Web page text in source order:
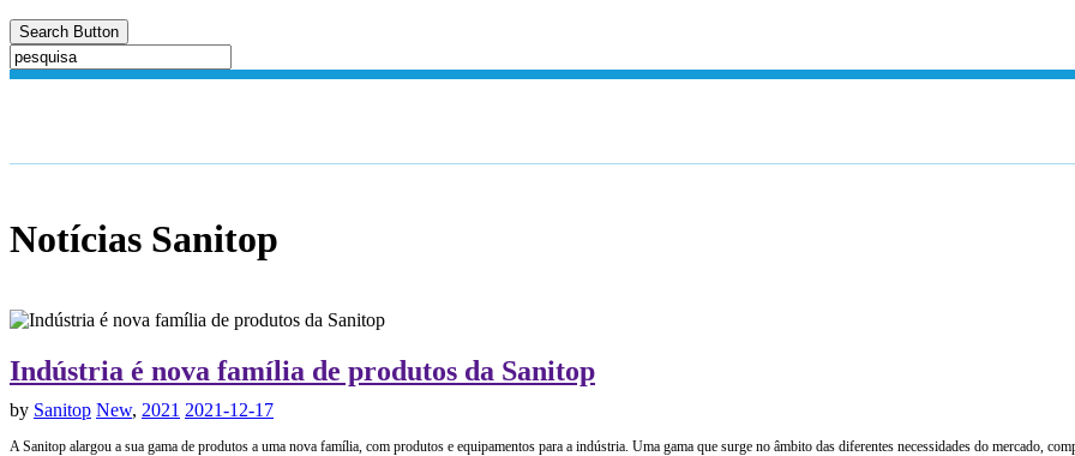
Search Button
Notícias Sanitop
Indústria é nova família de produtos da Sanitop
by Sanitop New, 2021 2021-12-17
A Sanitop alargou a sua gama de produtos a uma nova família, com produtos e equipamentos para a indústria. Uma gama que surge no âmbito das diferentes necessidades do mercado,